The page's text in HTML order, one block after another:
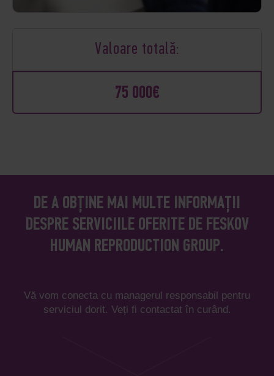
Valoare totală:
75 000€
DE A OBȚINE MAI MULTE INFORMAȚII
DESPRE SERVICIILE OFERITE DE FESKOV
HUMAN REPRODUCTION GROUP.
Vă vom conecta cu managerul responsabil pentru
serviciul dorit. Veți fi contactat în curând.